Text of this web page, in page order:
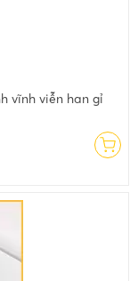
vĩnh viễn han gỉ